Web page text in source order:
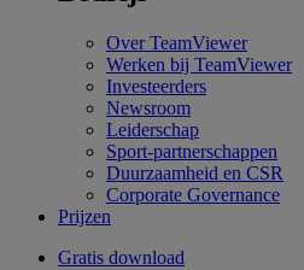
Over TeamViewer
Werken bij TeamViewer
Investeerders
Newsroom
Leiderschap
Sport-partnerschappen
Duurzaamheid en CSR
Corporate Governance
Prijzen
Gratis download